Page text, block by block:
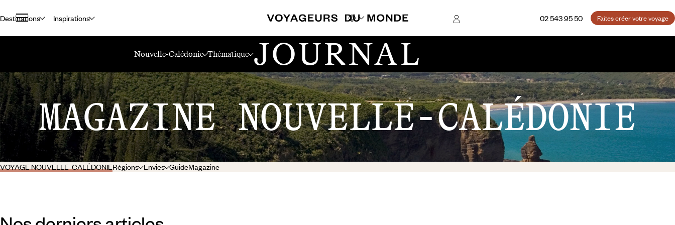
Destinations Inspirations 02 543 95 50 Faites créer votre voyage
Nouvelle-Calédonie Thématique JOURNAL
MAGAZINE NOUVELLE-CALÉDONIE
VOYAGE NOUVELLE-CALÉDONIERégions Envies GuideMagazine